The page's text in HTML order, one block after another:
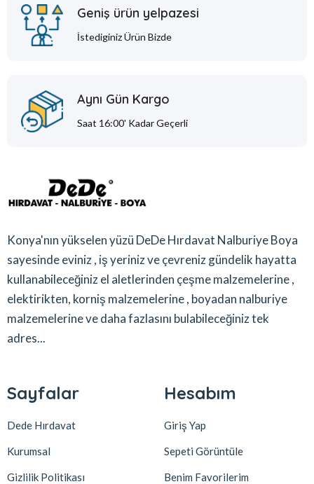
Geniş ürün yelpazesi
İstediginiz Ürün Bizde
Aynı Gün Kargo
Saat 16:00' Kadar Geçerli
Konya'nın yükselen yüzü DeDe Hırdavat Nalburiye Boya
sayesinde eviniz , iş yeriniz ve çevreniz gündelik hayatta
kullanabileceğiniz el aletlerinden çeşme malzemelerine ,
elektirikten, korniş malzemelerine , boyadan nalburiye
malzemelerine ve daha fazlasını bulabileceğiniz tek
adres...
Sayfalar
Dede Hırdavat
Kurumsal
Gizlilik Politikası
Hesabım
Giriş Yap
Sepeti Görüntüle
Benim Favorilerim